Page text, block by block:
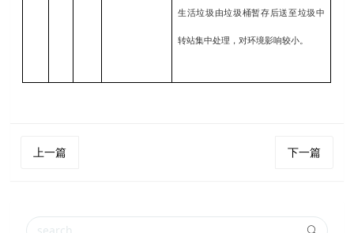
生活垃圾由垃圾桶暂存后送至垃圾中
转站集中处理，对环境影响较小
上一篇 下一篇